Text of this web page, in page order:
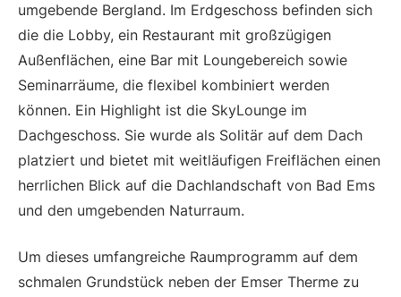
umgebende Bergland. Im Erdgeschoss befinden sich
die die Lobby, ein Restaurant mit großzügigen
Außenflächen, eine Bar mit Loungebereich sowie
Seminarräume, die flexibel kombiniert werden
können. Ein Highlight ist die SkyLounge im
Dachgeschoss. Sie wurde als Solitär auf dem Dach
platziert und bietet mit weitläufigen Freiflächen einen
herrlichen Blick auf die Dachlandschaft von Bad Ems
und den umgebenden Naturraum.
Um dieses umfangreiche Raumprogramm auf dem
schmalen Grundstück neben der Emser Therme zu